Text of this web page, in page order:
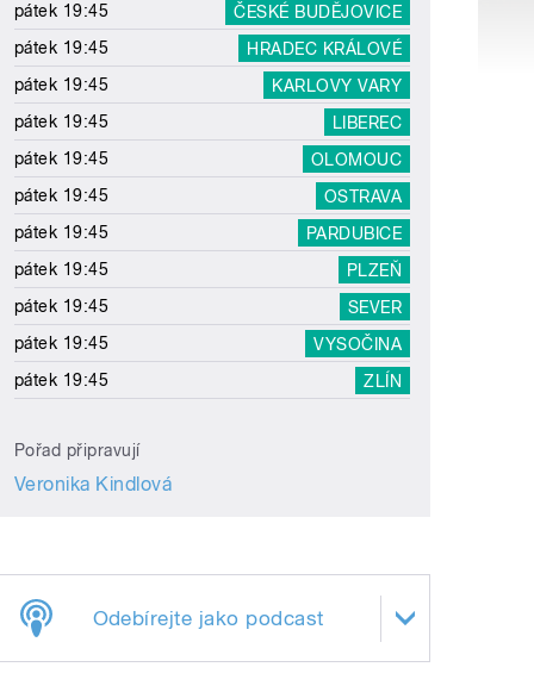
pátek 19:45
ČESKÉ BUDĚJOVICE
pátek 19:45
HRADEC KRÁLOVÉ
pátek 19:45
KARLOVY VARY
pátek 19:45
LIBEREC
pátek 19:45
OLOMOUC
pátek 19:45
OSTRAVA
pátek 19:45
PARDUBICE
pátek 19:45
PLZEŇ
pátek 19:45
SEVER
pátek 19:45
VYSOČINA
pátek 19:45
ZLÍN
Pořad připravují
Veronika Kindlová
Odebírejte jako podcast